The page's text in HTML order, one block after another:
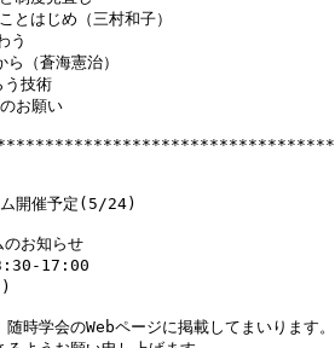
はじめ（三村和子）
（蒼海憲治）
お願い
開催予定(5/24)
お知らせ
17:00
学会のWebページに掲載してまいります。